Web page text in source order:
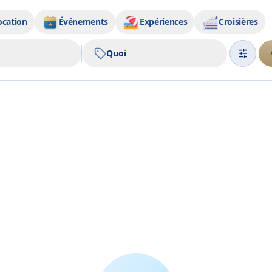
Événements Expériences Croisières
Quoi